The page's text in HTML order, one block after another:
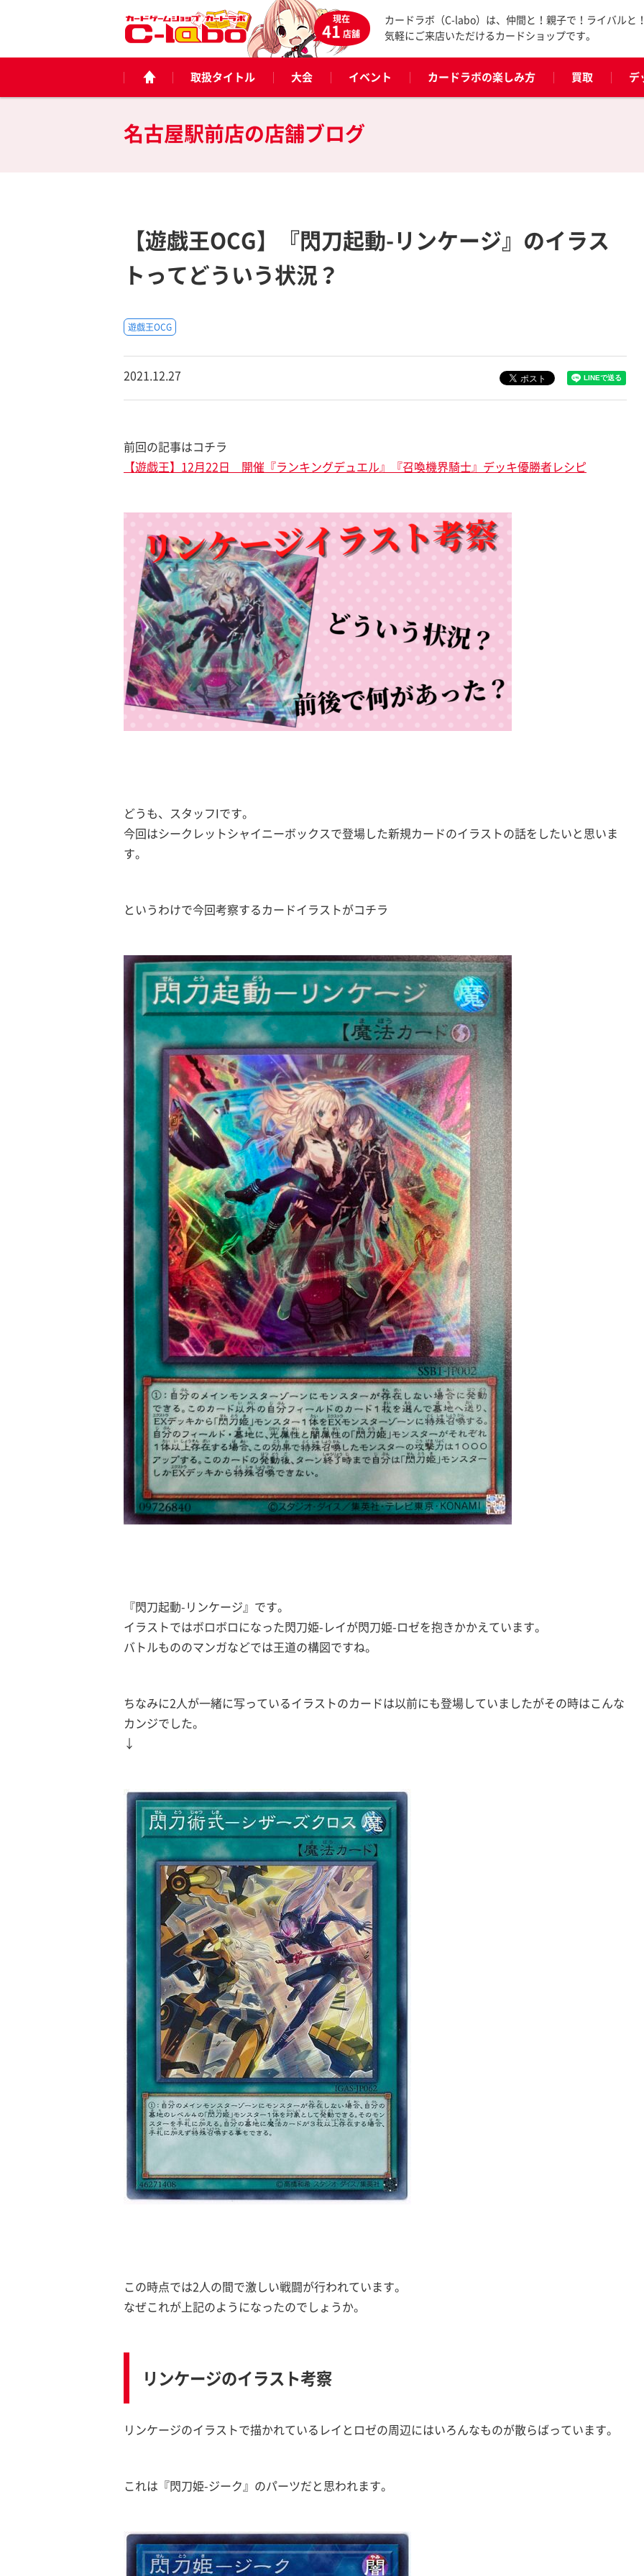
現在
41店舗
カードラボ（C-labo）は、仲間と！親子で！ライバルと
気軽にご来店いただけるカードショップです。
取扱タイトル 大会 イベント カードラボの楽しみ方 買取 デ
名古屋駅前店の店舗ブログ
【遊戯王OCG】『閃刀起動-リンケージ』のイラス
トってどういう状況？
遊戯王OCG
2021.12.27
前回の記事はコチラ
【遊戯王】12月22日 開催『ランキングデュエル』『召喚機界騎士』デッキ優勝者レシピ
どうも、スタッフIです。
今回はシークレットシャイニーボックスで登場した新規カードのイラストの話をしたいと思いま
す。
というわけで今回考察するカードイラストがコチラ
『閃刀起動-リンケージ』です。
イラストではボロボロになった閃刀姫-レイが閃刀姫-ロゼを抱きかかえています。
バトルもののマンガなどでは王道の構図ですね。
ちなみに2人が一緒に写っているイラストのカードは以前にも登場していましたがその時はこんな
カンジでした。
↓
この時点では2人の間で激しい戦闘が行われています。
なぜこれが上記のようになったのでしょうか。
リンケージのイラスト考察
リンケージのイラストで描かれているレイとロゼの周辺にはいろんなものが散らばっています。
これは『閃刀姫-ジーク』のパーツだと思われます。